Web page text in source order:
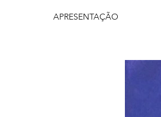
APRESENTAÇÃO